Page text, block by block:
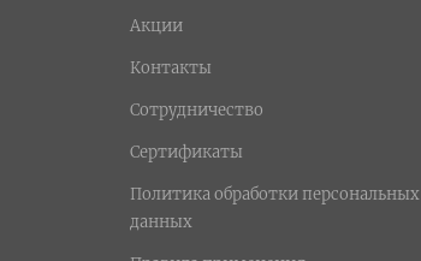
Акции
Контакты
Сотрудничество
Сертификаты
Политика обработки персональных
данных